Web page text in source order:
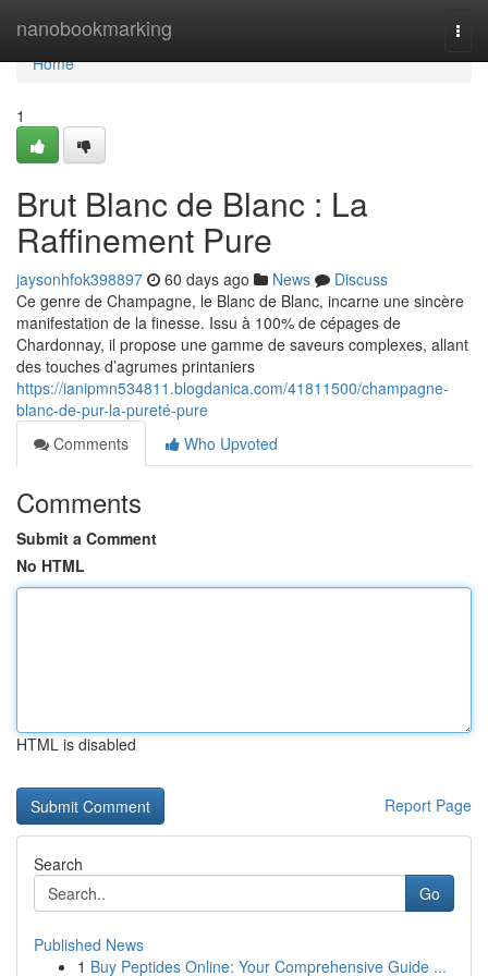
nanobookmarking
Home
Home
1
Brut Blanc de Blanc : La
Raffinement Pure
jaysonhfok398897 60 days ago News
Discuss
Ce genre de Champagne, le Blanc de Blanc, incarne une sincère
manifestation de la finesse. Issu à 100% de cépages de
Chardonnay, il propose une gamme de saveurs complexes, allant
des touches d’agrumes printaniers
https://ianipmn534811.blogdanica.com/41811500/champagne-
blanc-de-pur-la-pureté-pure
Comments
Who Upvoted
Comments
Submit a Comment
No HTML
HTML is disabled
Report Page
Search
Go
Published News
1 Buy Peptides Online: Your Comprehensive Guide ...